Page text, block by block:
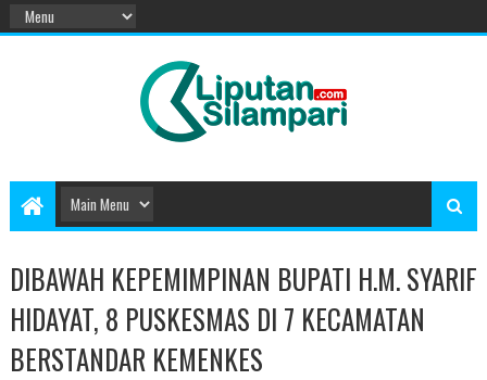
DIBAWAH KEPEMIMPINAN BUPATI H.M. SYARIF
HIDAYAT, 8 PUSKESMAS DI 7 KECAMATAN
BERSTANDAR KEMENKES